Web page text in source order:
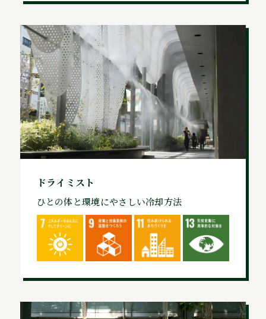
ドライミスト
ひとの体と環境にやさしい冷却方法